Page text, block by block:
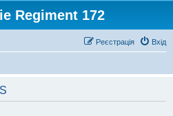
Regiment 172
Вхід
Реєстрація